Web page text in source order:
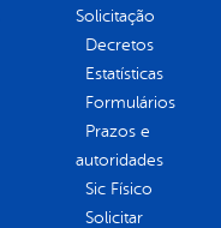
Solicitação
Decretos
Estatísticas
Formulários
Prazos e
autoridades
Sic Físico
Solicitar